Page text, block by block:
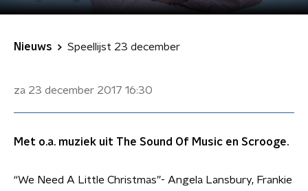
Nieuws Speellijst 23 december
za 23 december 2017 16:30
Met o.a. muziek uit The Sound Of Music en Scrooge.
“We Need A Little Christmas”- Angela Lansbury, Frankie